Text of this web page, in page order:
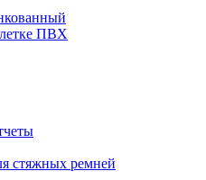
ПВХ
стяжных ремней